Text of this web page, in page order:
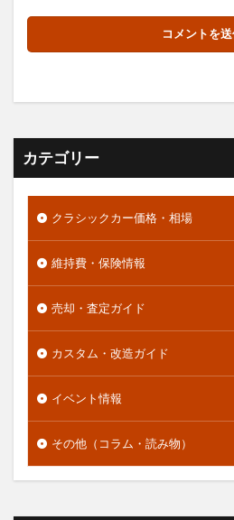
カテゴリー
クラシックカー価格・相場
維持費・保険情報
売却・査定ガイド
カスタム・改造ガイド
イベント情報
その他（コラム・読み物）